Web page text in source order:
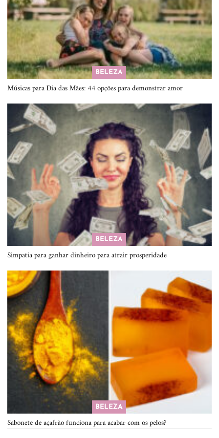
BELEZA
Músicas para Dia das Mães: 44 opções para demonstrar amor
BELEZA
Simpatia para ganhar dinheiro para atrair prosperidade
BELEZA
Sabonete de açafrão funciona para acabar com os pelos?